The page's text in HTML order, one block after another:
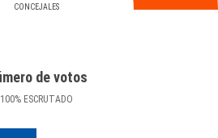
CONCEJALES
de votos
100% ESCRUTADO